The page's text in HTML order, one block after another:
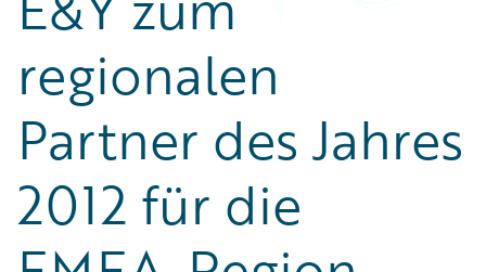
regionalen
Partner des Jahres
2012 für die